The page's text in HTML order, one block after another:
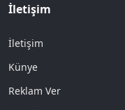
İletişim
İletişim
Künye
Reklam Ver